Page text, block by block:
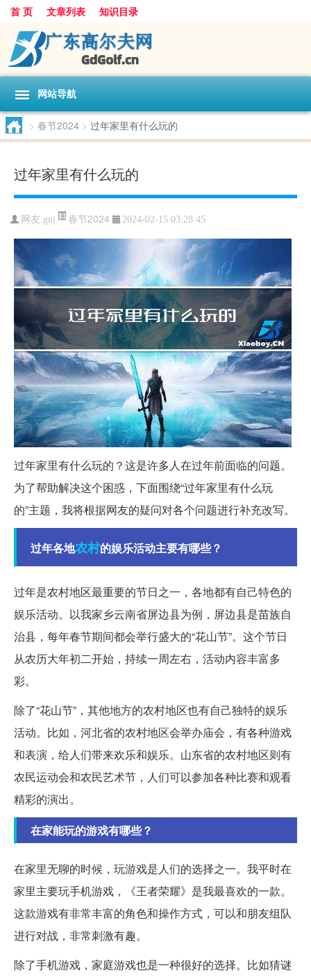
首 页 文章列表 知识目录
网站导航
> 春节2024 > 过年家里有什么玩的
过年家里有什么玩的
网友:gnj 春节2024 2024-02-15 03:28:45
过年家里有什么玩的？这是许多人在过年前面临的问题。
为了帮助解决这个困惑，下面围绕“过年家里有什么玩
的”主题，我将根据网友的疑问对各个问题进行补充改写。
过年各地农村的娱乐活动主要有哪些？
过年是农村地区最重要的节日之一，各地都有自己特色的
娱乐活动。以我家乡云南省屏边县为例，屏边县是苗族自
治县，每年春节期间都会举行盛大的“花山节”。这个节日
从农历大年初二开始，持续一周左右，活动内容丰富多
彩。
除了“花山节”，其他地方的农村地区也有自己独特的娱乐
活动。比如，河北省的农村地区会举办庙会，有各种游戏
和表演，给人们带来欢乐和娱乐。山东省的农村地区则有
农民运动会和农民艺术节，人们可以参加各种比赛和观看
精彩的演出。
在家能玩的游戏有哪些？
在家里无聊的时候，玩游戏是人们的选择之一。我平时在
家里主要玩手机游戏，《王者荣耀》是我最喜欢的一款。
这款游戏有非常丰富的角色和操作方式，可以和朋友组队
进行对战，非常刺激有趣。
除了手机游戏，家庭游戏也是一种很好的选择。比如猜谜